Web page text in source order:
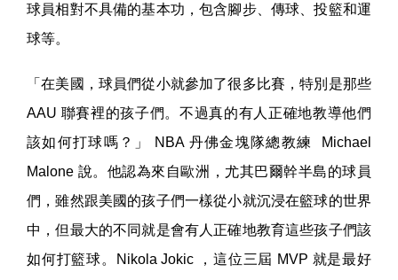
球員相對不具備的基本功，包含腳步、傳球、投籃和運
球等。
「在美國，球員們從小就參加了很多比賽，特別是那些
AAU 聯賽裡的孩子們。不過真的有人正確地教導他們
該如何打球嗎？」 NBA 丹佛金塊隊總教練 Michael
Malone 說。他認為來自歐洲，尤其巴爾幹半島的球員
們，雖然跟美國的孩子們一樣從小就沉浸在籃球的世界
中，但最大的不同就是會有人正確地教育這些孩子們該
如何打籃球。Nikola Jokic ，這位三屆 MVP 就是最好